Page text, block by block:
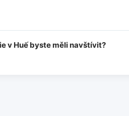
v Huế byste měli navštívit?